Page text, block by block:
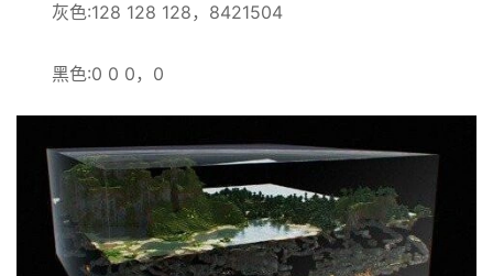
灰色:128 128 128，8421504
黑色:0 0 0，0